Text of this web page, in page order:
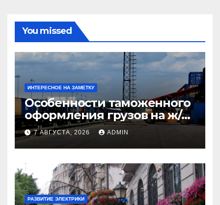
You missed
ИНТЕРЕСНОЕ НА ЗАМЕТКУ
Особенности таможенного
оформления грузов на ж/д
станциях при перевозке из
Китая в Казахстан
7 АВГУСТА, 2026 ADMIN
РАЗВИТИЕ ЭЛЕКТРИКИ